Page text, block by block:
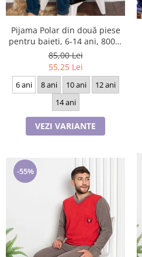
Pijama Polar din două piese
pentru baieti, 6-14 ani, 8001,
culoare albastru
85,00 Lei
55,25 Lei
6 ani 8 ani 10 ani
12 ani
14 ani
VEZI VARIANTE
-55%